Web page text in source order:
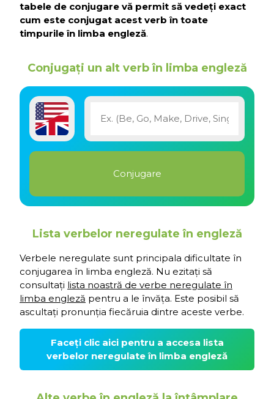
tabele de conjugare vă permit să vedeți exact
cum este conjugat acest verb în toate
timpurile în limba engleză.
Conjugați un alt verb în limba engleză
Lista verbelor neregulate în engleză
Verbele neregulate sunt principala dificultate în
conjugarea în limba engleză. Nu ezitați să
consultați lista noastră de verbe neregulate în
limba engleză pentru a le învăța. Este posibil să
ascultați pronunția fiecăruia dintre aceste verbe.
Faceți clic aici pentru a accesa lista
verbelor neregulate în limba engleză